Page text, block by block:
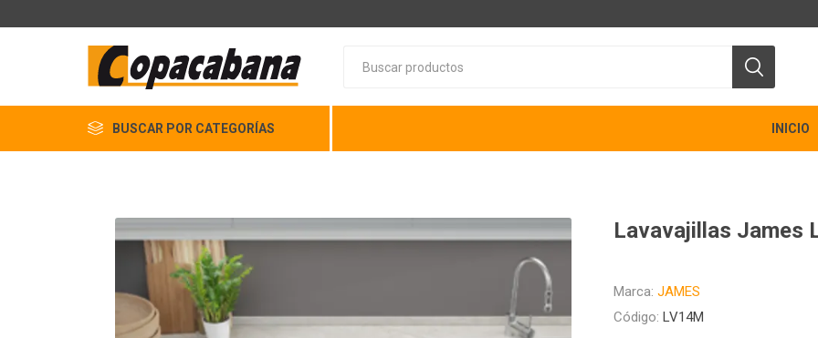
BUSCAR POR CATEGORÍAS INICIO
Lavavajillas James
Marca: JAMES
Código: LV14M